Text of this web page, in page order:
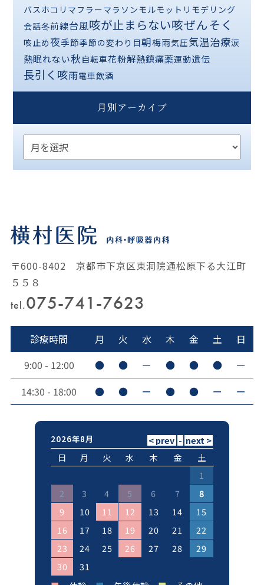
バスホコリ マフラーマラソンモルモット リモデリング
会話冬前線台風咳が止まらない咳ぜんそく
咳止め夜季節季節の変わり目朝梅雨気圧気温治療涙
熱眠れない秋 自転車花粉解熱鎮痛薬運動遺伝
長引く咳雨電車飲酒
月別アーカイブ
〒600-8402 京都市下京区東洞院通松原下る大江町
５５８
tel.075-741-7623
診療時間 月 火 水 木 金 土
日
9:00 - 12:00
● ● ー ● ● ●
ー
14:30 - 18:00
● ● ー ● ● ー ー
2026年8月
日 月 火 水 木 金
土
1
2
3 4 5 6 7
8
9
10 11 12 13 14
15
16
17 18 19 20 21
22
23
24 25 26 27 28
29
30
31